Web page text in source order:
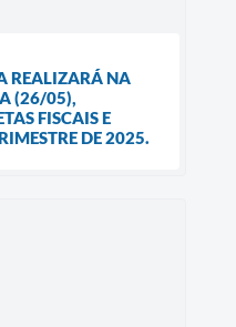
REALIZARÁ NA
(26/05),
FISCAIS E
DE 2025.